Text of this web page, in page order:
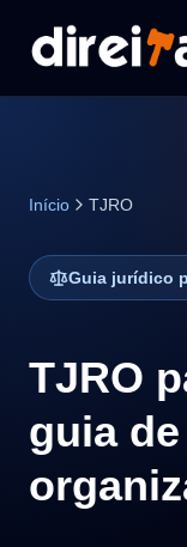
Início TJRO
Guia jurídico
TJRO
guia